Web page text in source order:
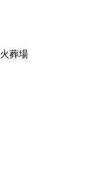
火葬場